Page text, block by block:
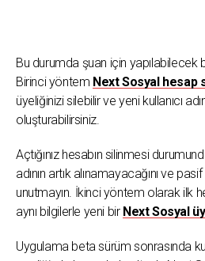
Bu durumda şuan için yapılabilecek
Birinci yöntem Next Sosyal hesap
üyeliğinizi silebilir ve yeni kullanıcı
oluşturabilirsiniz.
Açtığınız hesabın silinmesi
adının artık alınamayacağını ve
unutmayın. İkinci yöntem olarak ilk
aynı bilgilerle yeni bir Next Sosyal
Uygulama beta sürüm sonrasında